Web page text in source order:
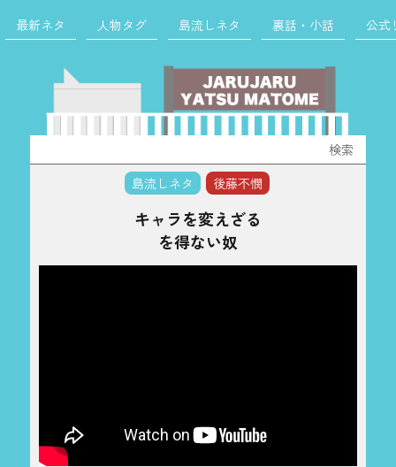
最新ネタ 人物タグ 島流しネタ 裏話・小話 公式
索:
島流しネタ
後藤不憫
キャラを変えざる
を得ない奴